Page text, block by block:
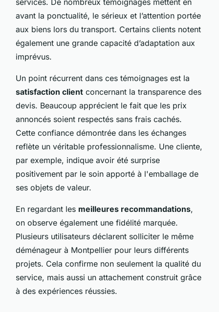
avant la ponctualité, le sérieux et l’attention portée
aux biens lors du transport. Certains clients notent
également une grande capacité d’adaptation aux
imprévus.
Un point récurrent dans ces témoignages est la
satisfaction client concernant la transparence des
devis. Beaucoup apprécient le fait que les prix
annoncés soient respectés sans frais cachés.
Cette confiance démontrée dans les échanges
reflète un véritable professionnalisme. Une cliente,
par exemple, indique avoir été surprise
positivement par le soin apporté à l'emballage de
ses objets de valeur.
En regardant les meilleures recommandations,
on observe également une fidélité marquée.
Plusieurs utilisateurs déclarent solliciter le même
déménageur à Montpellier pour leurs différents
projets. Cela confirme non seulement la qualité du
service, mais aussi un attachement construit grâce
à des expériences réussies.